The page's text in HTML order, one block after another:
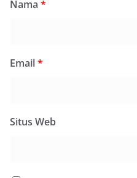
Nama *
Email*
Situs Web